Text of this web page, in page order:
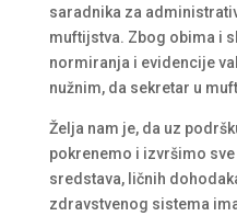
saradnika za
muftijstva. Zbog obima i
normiranja i evidencije
nužnim, da sekretar u
Želja nam je, da uz
pokrenemo i izvršimo
sredstava, ličnih
zdravstvenog sistema